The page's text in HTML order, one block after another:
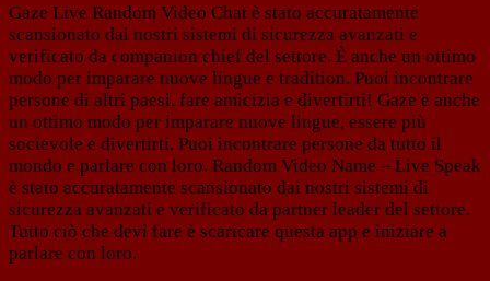
Gaze Live Random Video Chat è stato accuratamente
scansionato dai nostri sistemi di sicurezza avanzati e
verificato da companion chief del settore. È anche un ottimo
modo per imparare nuove lingue e tradition. Puoi incontrare
persone di altri paesi, fare amicizia e divertirti! Gaze è anche
un ottimo modo per imparare nuove lingue, essere più
socievole e divertirti. Puoi incontrare persone da tutto il
mondo e parlare con loro. Random Video Name – Live Speak
è stato accuratamente scansionato dai nostri sistemi di
sicurezza avanzati e verificato da partner leader del settore.
Tutto ciò che devi fare è scaricare questa app e iniziare a
parlare con loro.